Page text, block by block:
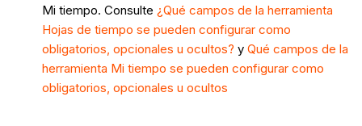
Mi tiempo. Consulte¿Qué campos de la herramienta
Hojas de tiempo se pueden configurar como
obligatorios, opcionales u ocultos? yQué campos de la
herramienta Mi tiempo se pueden configurar como
obligatorios, opcionales u ocultos